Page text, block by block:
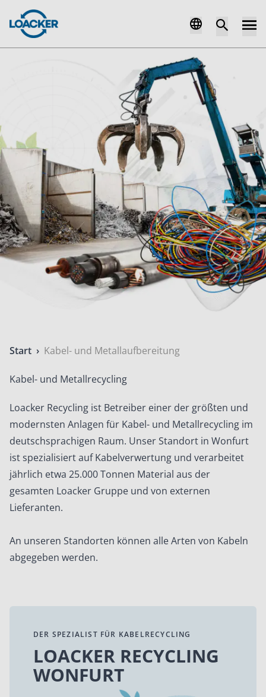
Start › Kabel- und Metallaufbereitung
Kabel- und Metallrecycling
Loacker Recycling ist Betreiber einer der größten und
modernsten Anlagen für Kabel- und Metallrecycling im
deutschsprachigen Raum. Unser Standort in Wonfurt
ist spezialisiert auf Kabelverwertung und verarbeitet
jährlich etwa 25.000 Tonnen Material aus der
gesamten Loacker Gruppe und von externen
Lieferanten.
An unseren Standorten können alle Arten von Kabeln
abgegeben werden.
DER SPEZIALIST FÜR KABELRECYCLING
LOACKER RECYCLING
WONFURT